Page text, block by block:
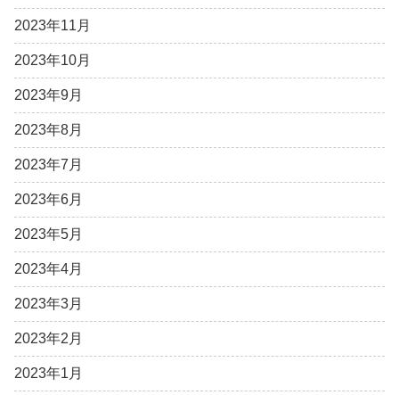
2023年11月
2023年10月
2023年9月
2023年8月
2023年7月
2023年6月
2023年5月
2023年4月
2023年3月
2023年2月
2023年1月